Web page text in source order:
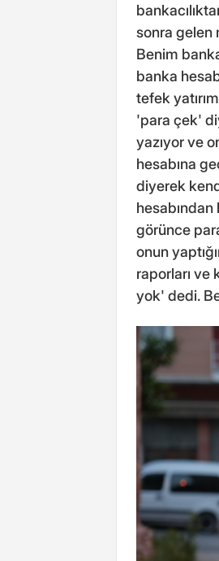
sonra gelen
Benim
banka
tefek
'para çek'
yazıyor ve
hesabına
diyerek
görünce
onun
raporları ve
yok' dedi.